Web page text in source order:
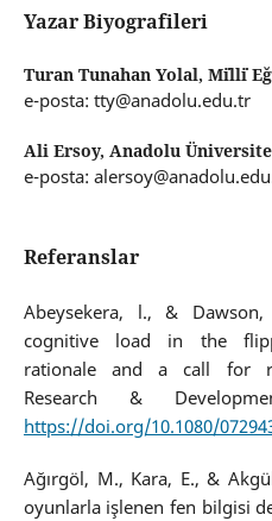
Yazar Biyografileri
Turan Tunahan Yolal, Mi̇lli̇
e-posta: tty@anadolu.edu.tr
Ali Ersoy, Anadolu
e-posta:
Referanslar
Abeysekera, l., &
cognitive load in the
rationale and a call for
Research &
https://doi.org/10.1080/
Ağırgöl, M., Kara, E., &
oyunlarla işlenen fen bilgisi